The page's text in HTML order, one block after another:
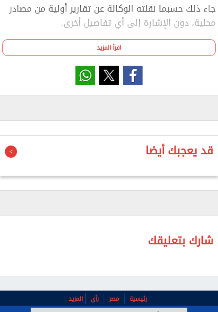
جاء ذلك حسبما نقلته الوكالة عن تقارير أولية من مصادر
محلية، دون الإشارة إلى أي تفاصيل أخرى.
وأعلن الجيش الأمريكي الأربعاء، شن ضربات جديدة على
إيران بهدف إبقاء مضيق هرمز الحيوي مفتوحا أمام حركة
الملاحة، وذلك بعد ساعات ‌من قول الرئيس دونالد ترامب،
إن الاتفاق المؤقت لإنهاء الحرب قد «انتهى».
المتحدة إنها رد على استهداف ثلاث سفن شحن في
المضيق أمس الثلاثاء، حالة من الذعر في عدة مدن على
طول الساحل الجنوبي الإيراني، وتسببت في انقطاع التيار
وذكرت القيادة المركزية الأمريكية في منشور على
تقويض قدرتها على تهديد حرية الملاحة في مضيق
هرمز».
اقرأ المزيد
قد يعجبك أيضا
شارك بتعليقك
رئيسية مصر رأي المزيد